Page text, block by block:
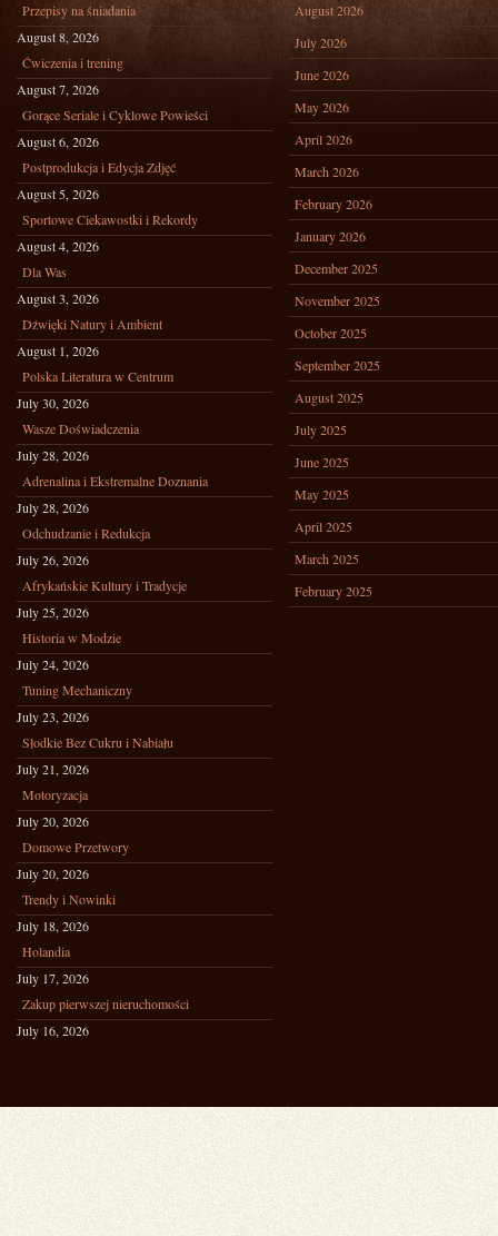
Przepisy na śniadania
August 8, 2026
Ćwiczenia i trening
August 7, 2026
Gorące Seriale i Cyklowe Powieści
August 6, 2026
Postprodukcja i Edycja Zdjęć
August 5, 2026
Sportowe Ciekawostki i Rekordy
August 4, 2026
Dla Was
August 3, 2026
Dźwięki Natury i Ambient
August 1, 2026
Polska Literatura w Centrum
July 30, 2026
Wasze Doświadczenia
July 28, 2026
Adrenalina i Ekstremalne Doznania
July 28, 2026
Odchudzanie i Redukcja
July 26, 2026
Afrykańskie Kultury i Tradycje
July 25, 2026
Historia w Modzie
July 24, 2026
Tuning Mechaniczny
July 23, 2026
Słodkie Bez Cukru i Nabiału
July 21, 2026
Motoryzacja
July 20, 2026
Domowe Przetwory
July 20, 2026
Trendy i Nowinki
July 18, 2026
Holandia
July 17, 2026
Zakup pierwszej nieruchomości
July 16, 2026
August 2026
July 2026
June 2026
May 2026
April 2026
March 2026
February 2026
January 2026
December 2025
November 2025
October 2025
September 2025
August 2025
July 2025
June 2025
May 2025
April 2025
March 2025
February 2025